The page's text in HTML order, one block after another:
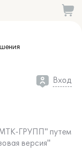
Вход
ГРУПП" путем
версия"